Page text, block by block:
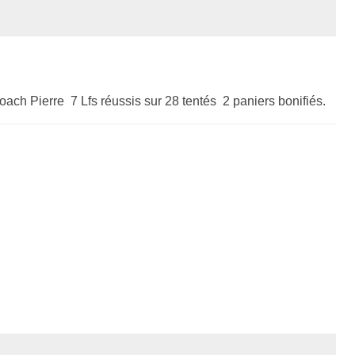
Pierre 7 Lfs réussis sur 28 tentés 2 paniers bonifiés.